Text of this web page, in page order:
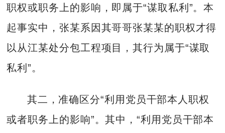
职权或职务上的影响，即属于“谋取私利”。本
起事实中，张某系因其哥哥张某某的职权才得
以从江某处分包工程项目，其行为属于“谋取
私利”。
其二，准确区分“利用党员干部本人职权
或者职务上的影响”。其中，“利用党员干部本